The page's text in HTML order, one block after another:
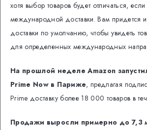
хотя выбор товаров будет отличаться,
международной доставки. Вам придется
доставки по умолчанию, чтобы увидеть
для определенных международных
На прошлой неделе Amazon
Prime Now в Париже, предлагая
Prime доставку более 18 000 товаров в
Продажи выросли примерно до 7,3